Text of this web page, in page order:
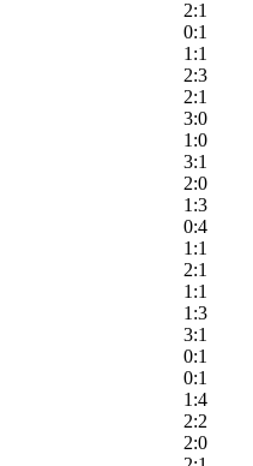
2:1
0:1
1:1
2:3
2:1
3:0
1:0
3:1
2:0
1:3
0:4
1:1
2:1
1:1
1:3
3:1
0:1
0:1
1:4
2:2
2:0